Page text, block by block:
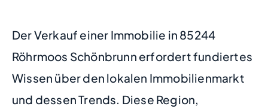
Der Verkauf einer Immobilie in 85244
Röhrmoos Schönbrunn erfordert fundiertes
Wissen über den lokalen Immobilienmarkt
und dessen Trends. Diese Region,